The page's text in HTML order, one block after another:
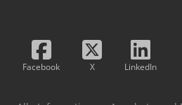
Facebook X LinkedIn